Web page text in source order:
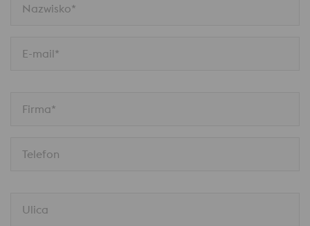
Nazwisko*
E-mail*
Firma*
Telefon
Ulica